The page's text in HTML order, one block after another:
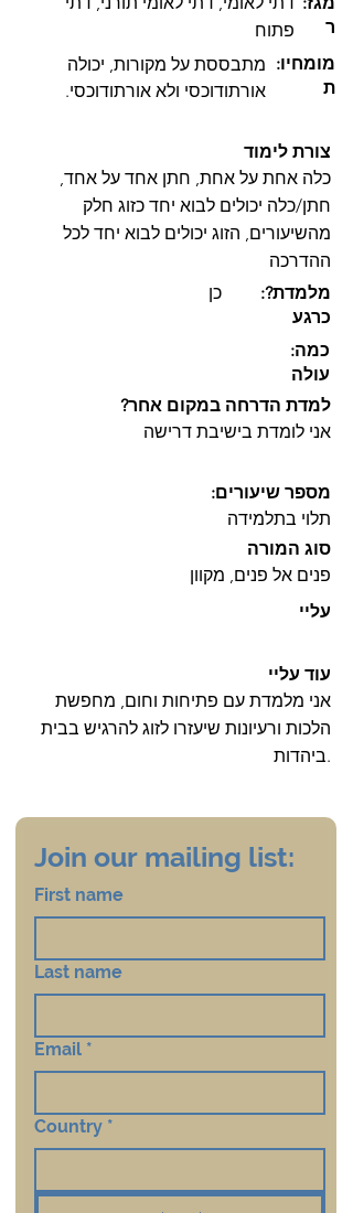
פתוח
ר
LGBTQואינדבידואלים מקהילת ה
:מומחיו
ת
צורת לימוד
כלה אחת על אחת, חתן אחד על אחד,
חתן/כלה יכולים לבוא יחד כזוג חלק
מהשיעורים, הזוג יכולים לבוא יחד לכל
ההדרכה
כן
:?מלמדת
כרגע
:כמה
עולה
?למדת הדרחה במקום אחר
אני לומדת בישיבת דרישה
:מספר שיעורים
תלוי בתלמידה
סוג המורה
פנים אל פנים, מקוון
עליי
עוד עליי
אני מלמדת עם פתיחות וחום, מחפשת
הלכות ורעיונות שיעזרו לזוג להרגיש בבית
ביהדות.
Join our mailing list:
First name
Last name
Email *
Country *